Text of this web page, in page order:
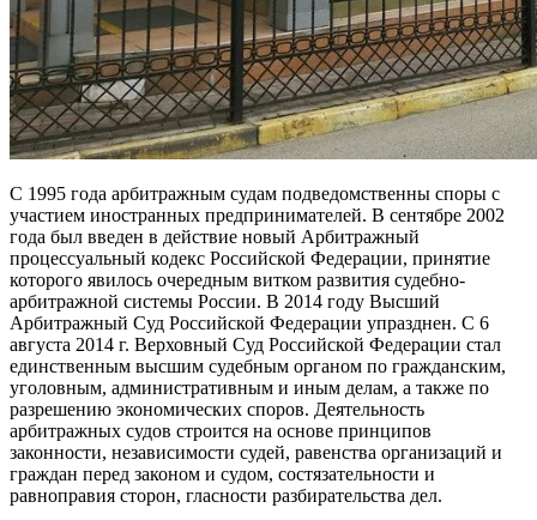
С 1995 года арбитражным судам подведомственны споры с
участием иностранных предпринимателей. В сентябре 2002
года был введен в действие новый Арбитражный
процессуальный кодекс Российской Федерации, принятие
которого явилось очередным витком развития судебно-
арбитражной системы России. В 2014 году Высший
Арбитражный Суд Российской Федерации упразднен. С 6
августа 2014 г. Верховный Суд Российской Федерации стал
единственным высшим судебным органом по гражданским,
уголовным, административным и иным делам, а также по
разрешению экономических споров. Деятельность
арбитражных судов строится на основе принципов
законности, независимости судей, равенства организаций и
граждан перед законом и судом, состязательности и
равноправия сторон, гласности разбирательства дел.